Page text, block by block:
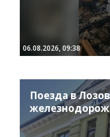
06.08.2026, 09:38
Поезда в